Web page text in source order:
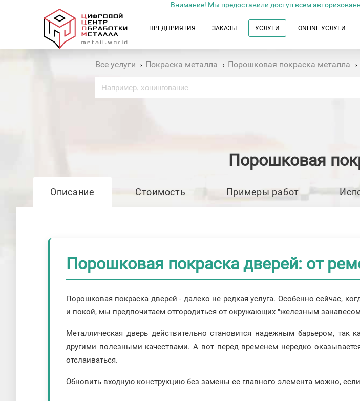
Внимание! Мы предоставили доступ всем
ПРЕДПРИЯТИЯ ЗАКАЗЫ УСЛУГИ ONLINE УСЛУГИ
Все услуги › Покраска металла › Порошковая покраска металла ›
Порошковая
Описание Стоимость Примеры работ
Порошковая покраска дверей: от
Порошковая покраска дверей - далеко не редкая услуга. Особенно сейчас,
и покой, мы предпочитаем отгородиться от окружающих "железным
Металлическая дверь действительно становится надежным барьером,
другими полезными качествами. А вот перед временем нередко
отслаиваться.
Обновить входную конструкцию без замены ее главного элемента можно,